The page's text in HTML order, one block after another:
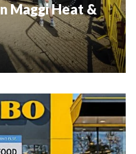
Maggi Heat &